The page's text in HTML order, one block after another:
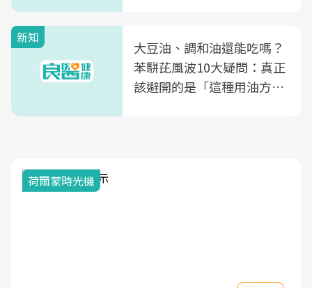
新知
大豆油、調和油還能吃嗎？
苯駢芘風波10大疑問：真正
該避開的是「這種用油方
荷爾蒙時光機